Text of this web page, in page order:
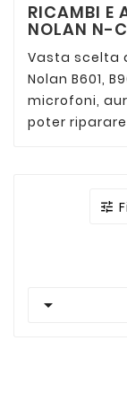
RICAMBI E
NOLAN N-
Vasta scelta
Nolan B601,
microfoni,
poter

